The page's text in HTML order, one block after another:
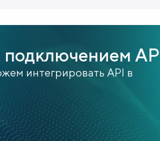
интегрировать API в